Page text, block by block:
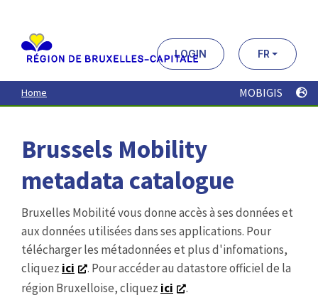
contenu
principal
LOGIN FR
Home MOBIGIS
Brussels Mobility
metadata catalogue
Bruxelles Mobilité vous donne accès à ses données et
aux données utilisées dans ses applications. Pour
télécharger les métadonnées et plus d'infomations,
cliquez ici
. Pour accéder au datastore officiel de la
région Bruxelloise, cliquez ici .